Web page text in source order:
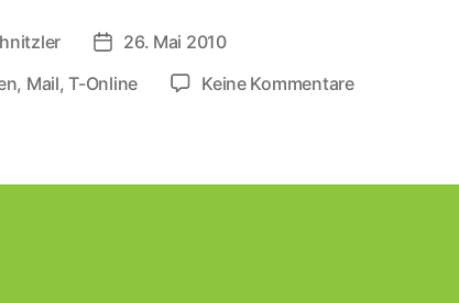
Veröffentlichungsdatum
26. Mai 2010
, Mail,T-Online Keine Kommentarezu
SMTP